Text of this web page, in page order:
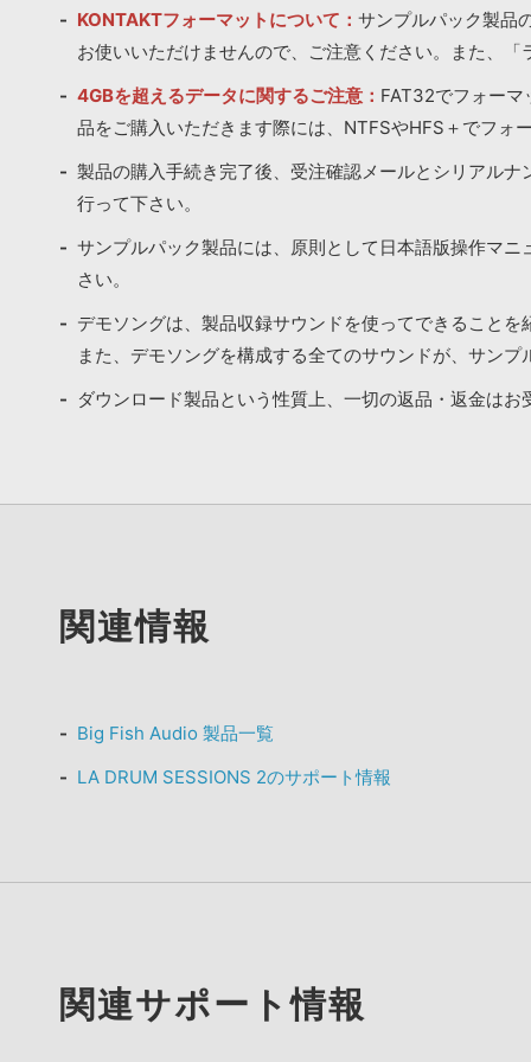
KONTAKTフォーマットについて： サンプルパック製品
お使いいただけませんので、ご注意ください。また、
4GBを超えるデータに関するご注意： FAT32でフォーマ
品をご購入いただきます際には、NTFSやHFS＋でフォ
製品の購入手続き完了後、受注確認メールとシリアル
行って下さい。
サンプルパック製品には、原則として日本語版操作マ
さい。
デモソングは、製品収録サウンドを使ってできること
また、デモソングを構成する全てのサウンドが、サン
ダウンロード製品という性質上、一切の返品・返金はお
関連情報
Big Fish Audio 製品一覧
LA DRUM SESSIONS 2のサポート情報
関連サポート情報